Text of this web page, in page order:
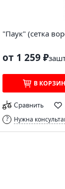
"Паук" (сетка
от 1 259 ₽за
В
Сравнить
Нужна